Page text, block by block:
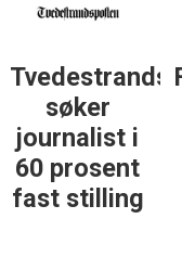
søker
journalist i
60 prosent
fast stilling